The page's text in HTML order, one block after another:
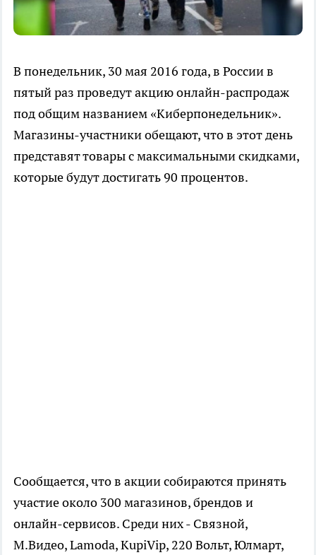
В понедельник, 30 мая 2016 года, в России в
пятый раз проведут акцию онлайн-распродаж
под общим названием «Киберпонедельник».
Магазины-участники обещают, что в этот день
представят товары с максимальными скидками,
которые будут достигать 90 процентов.
Сообщается, что в акции собираются принять
участие около 300 магазинов, брендов и
онлайн-сервисов. Среди них - Связной,
М.Видео, Lamoda, KupiVip, 220 Вольт, Юлмарт,